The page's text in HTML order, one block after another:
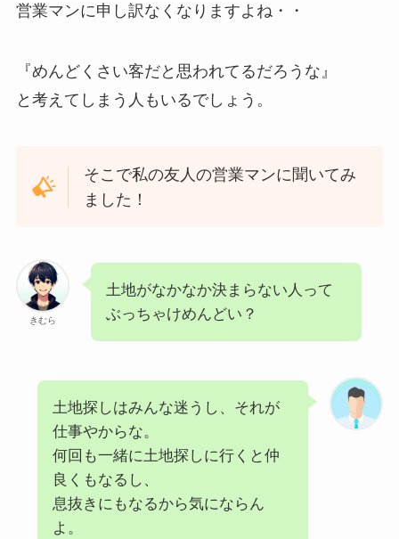
営業マンに申し訳なくなりますよね・・
『めんどくさい客だと思われてるだろうな』
と考えてしまう人もいるでしょう。
そこで私の友人の営業マンに聞いてみ
ました！
きむら
土地がなかなか決まらない人って
ぶっちゃけめんどい？
土地探しはみんな迷うし、それが
仕事やからな。
何回も一緒に土地探しに行くと仲
良くもなるし、
息抜きにもなるから気にならん
よ。